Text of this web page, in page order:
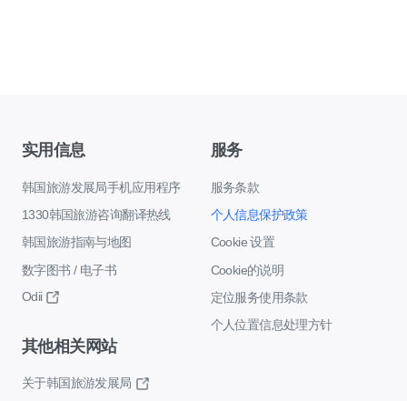
实用信息
韩国旅游发展局手机应用程序
1330韩国旅游咨询翻译热线
韩国旅游指南与地图
数字图书 / 电子书
Odii
服务
服务条款
个人信息保护政策
Cookie 设置
Cookie的说明
定位服务使用条款
个人位置信息处理方针
其他相关网站
关于韩国旅游发展局